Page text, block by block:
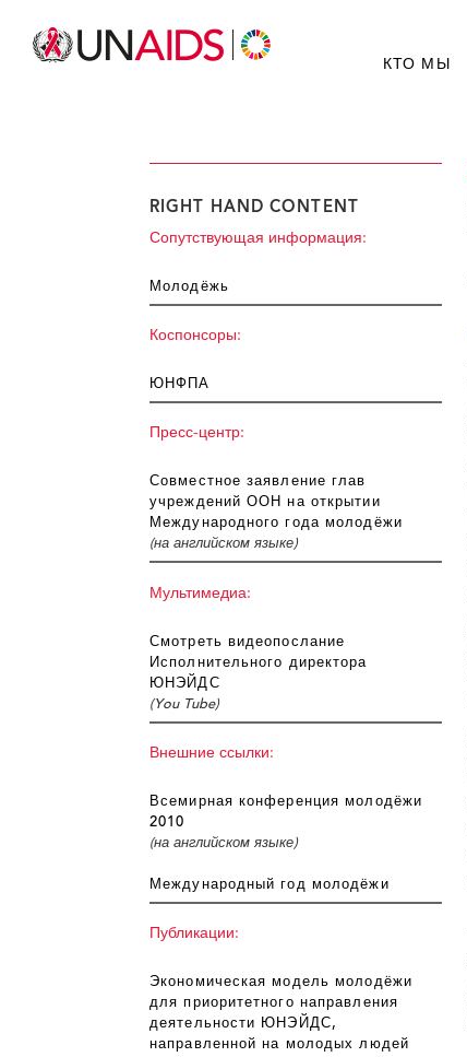
КТО МЫ
RIGHT HAND CONTENT
Сопутствующая информация:
Молодёжь
Коспонсоры:
ЮНФПА
Пресс-центр:
Совместное заявление глав
учреждений ООН на открытии
Международного года молодёжи
(на английском языке)
Мультимедиа:
Смотреть видеопослание
Исполнительного директора
ЮНЭЙДС
(You Tube)
Внешние ссылки:
Всемирная конференция молодёжи
2010
(на английском языке)
Международный год молодёжи
Публикации:
Экономическая модель молодёжи
для приоритетного направления
деятельности ЮНЭЙДС,
направленной на молодых людей